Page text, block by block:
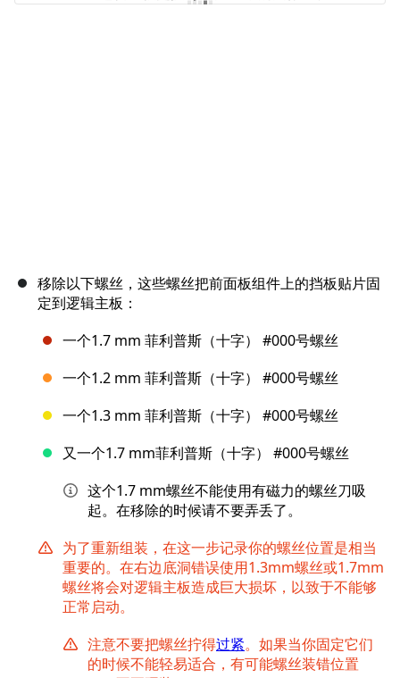
移除以下螺丝，这些螺丝把前面板组件上的挡板贴片固
定到逻辑主板：
一个1.7 mm 菲利普斯（十字） #000号螺丝
一个1.2 mm 菲利普斯（十字） #000号螺丝
一个1.3 mm 菲利普斯（十字） #000号螺丝
又一个1.7 mm菲利普斯（十字） #000号螺丝
这个1.7 mm螺丝不能使用有磁力的螺丝刀吸
起。在移除的时候请不要弄丢了。
为了重新组装，在这一步记录你的螺丝位置是相当
重要的。在右边底洞错误使用1.3mm螺丝或1.7mm
螺丝将会对逻辑主板造成巨大损坏，以致于不能够
正常启动。
注意不要把螺丝拧得过紧。如果当你固定它们
的时候不能轻易适合，有可能螺丝装错位置